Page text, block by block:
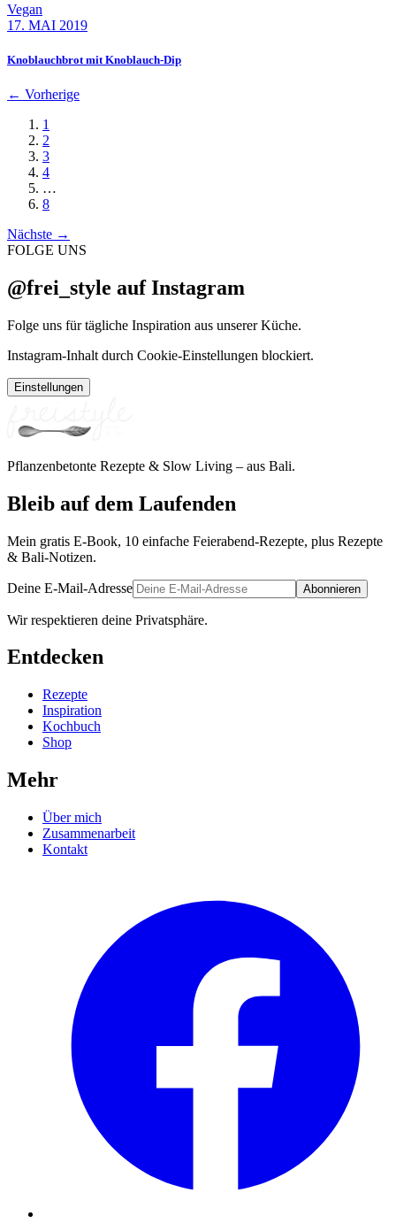
Vegan
17. MAI 2019
Knoblauchbrot mit Knoblauch-Dip
← Vorherige
1
2
3
4
…
8
Nächste →
FOLGE UNS
@frei_style auf Instagram
Folge uns für tägliche Inspiration aus unserer Küche.
Instagram-Inhalt durch Cookie-Einstellungen blockiert.
Einstellungen
Pflanzenbetonte Rezepte & Slow Living – aus Bali.
Bleib auf dem Laufenden
Mein gratis E-Book, 10 einfache Feierabend-Rezepte, plus Rezepte
& Bali-Notizen.
Deine E-Mail-Adresse Abonnieren
Wir respektieren deine Privatsphäre.
Entdecken
Rezepte
Inspiration
Kochbuch
Shop
Mehr
Über mich
Zusammenarbeit
Kontakt